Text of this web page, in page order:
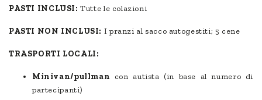
PASTI INCLUSI:Tutte le colazioni
PASTI NON INCLUSI: I pranzi al sacco autogestiti; 5 cene
TRASPORTI LOCALI:
Minivan/pullman con autista (in base al numero di
partecipanti)